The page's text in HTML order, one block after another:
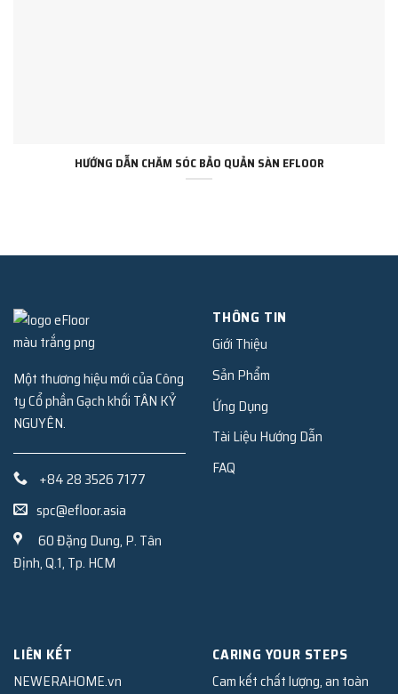
HƯỚNG DẪN CHĂM SÓC BẢO QUẢN SÀN EFLOOR
Một thương hiệu mới của Công
ty Cổ phần Gạch khối TÂN KỶ
NGUYÊN.
+84 28 3526 7177
spc@efloor.asia
60 Đặng Dung, P. Tân
Định, Q.1, Tp. HCM
THÔNG TIN
Giới Thiệu
Sản Phẩm
Ứng Dụng
Tài Liệu Hướng Dẫn
FAQ
LIÊN KẾT
NEWERAHOME.vn
CARING YOUR STEPS
Cam kết chất lượng, an toàn